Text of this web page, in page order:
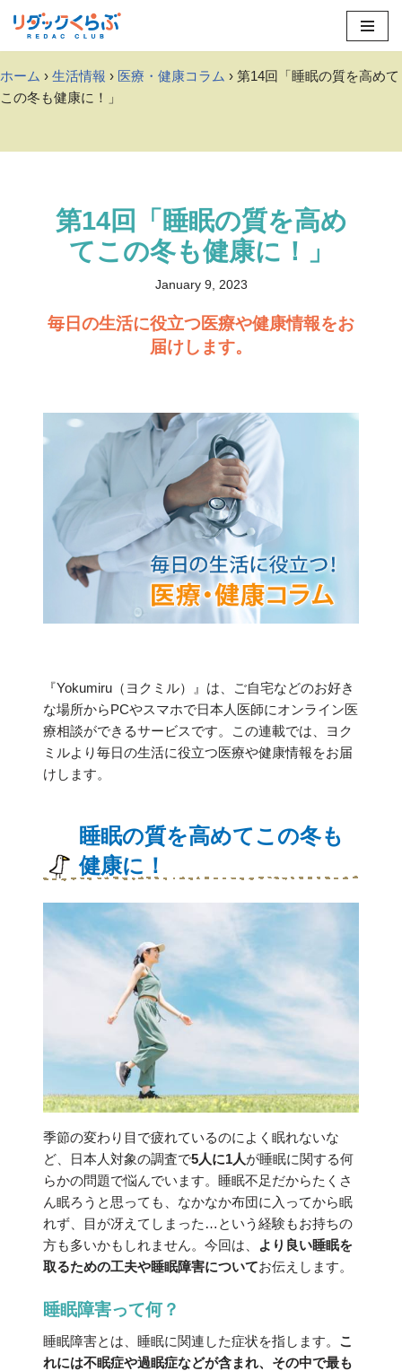
Skip
content
ホーム › 生活情報 › 医療・健康コラム › 第14回「睡眠の質を高めて
この冬も健康に！」
第14回「睡眠の質を高め
てこの冬も健康に！」
January 9, 2023
毎日の生活に役立つ医療や健康情報をお
届けします。
『Yokumiru（ヨクミル）』は、ご自宅などのお好き
な場所からPCやスマホで日本人医師にオンライン医
療相談ができるサービスです。この連載では、ヨク
ミルより毎日の生活に役立つ医療や健康情報をお届
けします。
睡眠の質を高めてこの冬も
健康に！
季節の変わり目で疲れているのによく眠れないな
ど、日本人対象の調査で5人に1人が睡眠に関する何
らかの問題で悩んでいます。睡眠不足だからたくさ
ん眠ろうと思っても、なかなか布団に入ってから眠
れず、目が冴えてしまった…という経験もお持ちの
方も多いかもしれません。今回は、
より良い睡眠を
取るための工夫や睡眠障害についてお伝えします。
睡眠障害って何？
睡眠障害とは、睡眠に関連した症状を指します。 こ
れには不眠症や過眠症などが含まれ、その中で最も